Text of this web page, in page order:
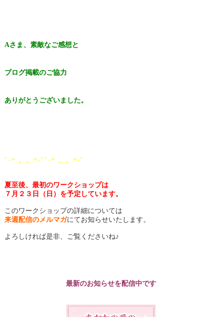
Aさま、素敵なご感想と
ブログ掲載のご協力
ありがとうございました。
ﾟ･*:.｡..｡.:*･ﾟﾟ･*:.｡..｡.:*･ﾟ
夏至後、最初のワークショップは
７月２３日（日）を予定しています。
このワークショップの詳細については
来週配信のメルマガにてお知らせいたします。
よろしければ是非、ご覧くださいね♪
最新のお知らせを配信中です